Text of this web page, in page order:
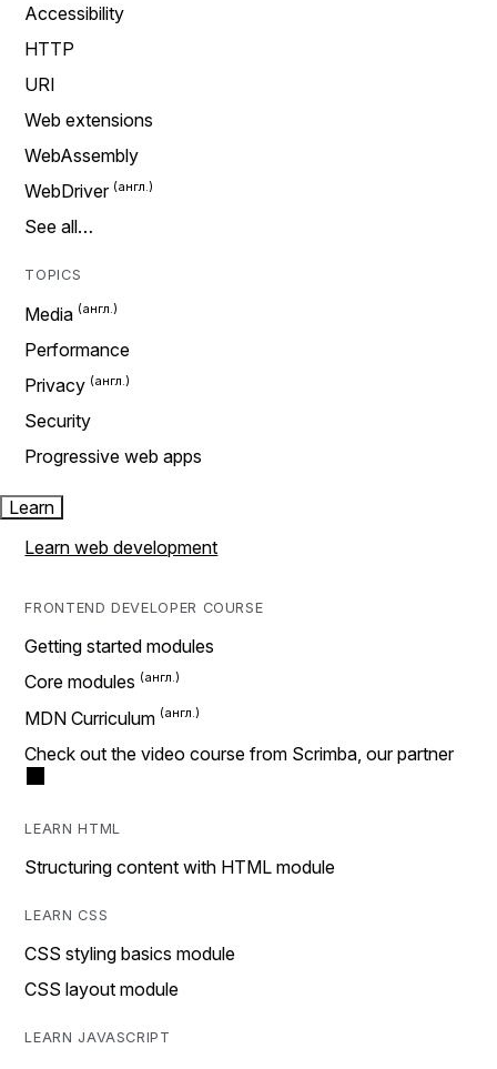
Accessibility
HTTP
URI
Web extensions
WebAssembly
WebDriver
See all…
TOPICS
Media
Performance
Privacy
Security
Progressive web apps
Learn
Learn web development
FRONTEND DEVELOPER COURSE
Getting started modules
Core modules
MDN Curriculum
Check out the video course from Scrimba, our partner
LEARN HTML
Structuring content with HTML module
LEARN CSS
CSS styling basics module
CSS layout module
LEARN JAVASCRIPT